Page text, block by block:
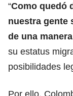
“Como quedó
nuestra gente
de una
su estatus
posibilidades
Por ello,